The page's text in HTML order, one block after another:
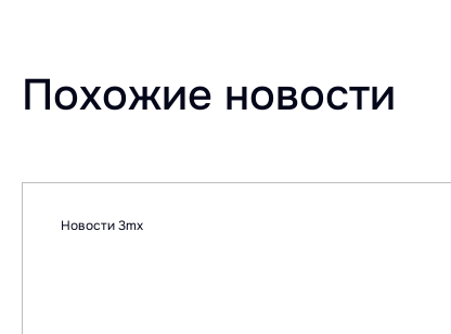
Похожие новости
Новости 3mx